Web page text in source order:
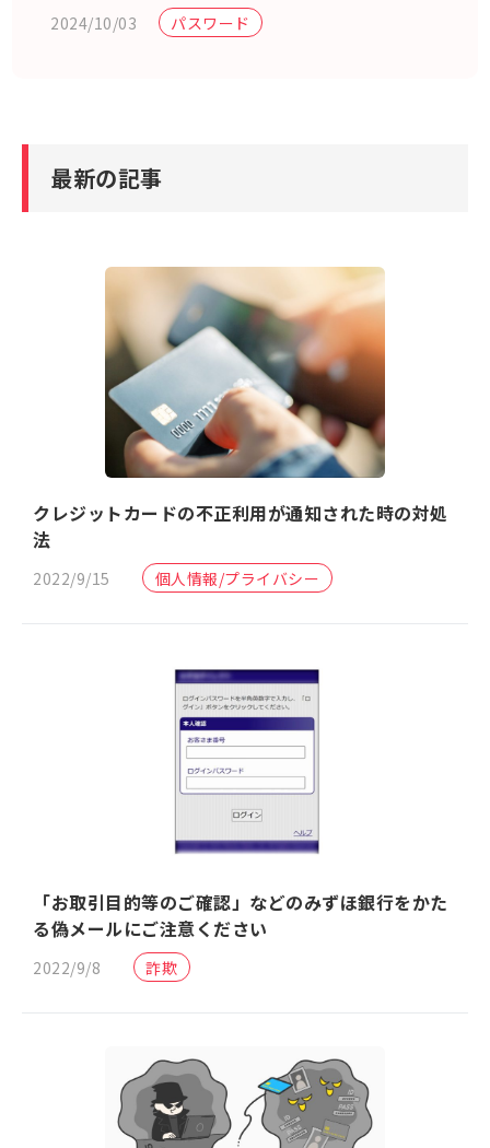
2024/10/03 パスワード
最新の記事
クレジットカードの不正利用が通知された時の対処
法
2022/9/15 個人情報/プライバシー
「お取引目的等のご確認」などのみずほ銀行をかた
る偽メールにご注意ください
2022/9/8 詐欺